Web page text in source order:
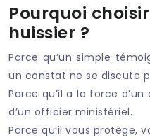
Pourquoi
huissier ?
Parce qu’un simple
un constat ne se discute
Parce qu’il a la force
d’un officier ministériel.
Parce qu’il vous protège,